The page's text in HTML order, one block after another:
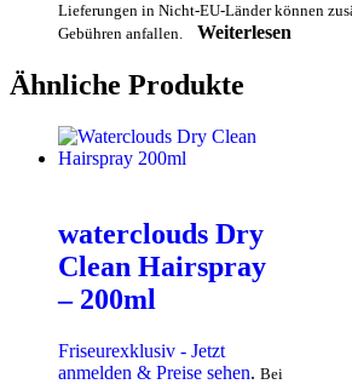
Lieferungen in Nicht-EU-Länder können
Gebühren anfallen.
Weiterlesen
Ähnliche Produkte
waterclouds Dry
Clean Hairspray
– 200ml
Friseurexklusiv - Jetzt
anmelden & Preise sehen. Bei